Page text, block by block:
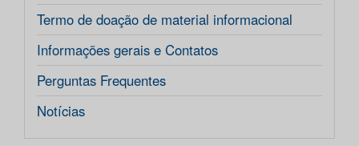
Termo de doação de material informacional
Informações gerais e Contatos
Perguntas Frequentes
Notícias